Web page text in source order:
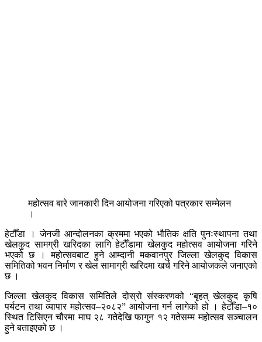
महोत्सव बारे जानकारी दिन आयोजना गरिएको पत्रकार सम्मेलन
।
हेटौँडा । जेनजी आन्दोलनका क्रममा भएको भौतिक क्षति पुनःस्थापना तथा
खेलकुद सामग्री खरिदका लागि हेटौँडामा खेलकुद महोत्सव आयोजना गरिने
भएको छ । महोत्सवबाट हुने आम्दानी मकवानपुर जिल्ला खेलकुद विकास
समितिको भवन निर्माण र खेल सामाग्री खरिदमा खर्च गरिने आयोजकले जनाएको
छ ।
जिल्ला खेलकुद विकास समितिले दोस्रो संस्करणको “बृहत् खेलकुद कृषि
पर्यटन तथा व्यापार महोत्सव–२०८२” आयोजना गर्न लागेको हो । हेटौँडा–१०
स्थित टिसिएन चौरमा माघ २८ गतेदेखि फागुन १२ गतेसम्म महोत्सव सञ्चालन
हुने बताइएको छ ।